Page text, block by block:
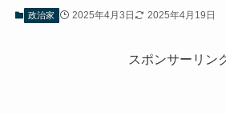
政治家 2025年4月3日 2025年4月19日
スポンサーリン